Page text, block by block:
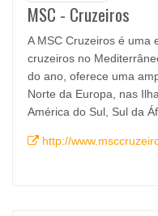
MSC - Cruzeiros
A MSC Cruzeiros é uma
cruzeiros no
do ano, oferece uma
Norte da Europa, nas
América do Sul, Sul da
http://